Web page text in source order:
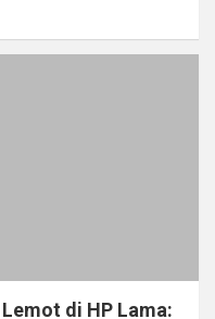
di HP Lama: